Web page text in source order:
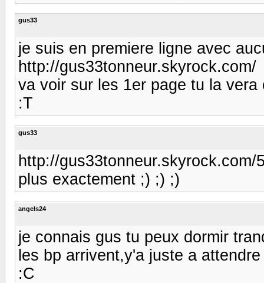
gus33
je suis en premiere ligne avec
http://gus33tonneur.skyrock.com/
va voir sur les 1er page tu la
:T
gus33
http://gus33tonneur.skyrock.com/
plus exactement ;) ;) ;)
angels24
je connais gus tu peux dormir
les bp arrivent,y'a juste a
:C